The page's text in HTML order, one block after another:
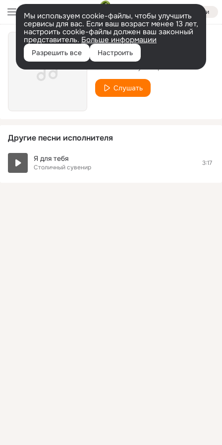
Войти
Мы используем cookie-файлы, чтобы улучшить
сервисы для вас. Если ваш возраст менее 13 лет,
настроить cookie-файлы должен ваш законный
представитель. Больше информации
Разрешить все Настроить
Слева слова
Слушать
Другие песни исполнителя
Я для тебя
Столичный сувенир
3:17